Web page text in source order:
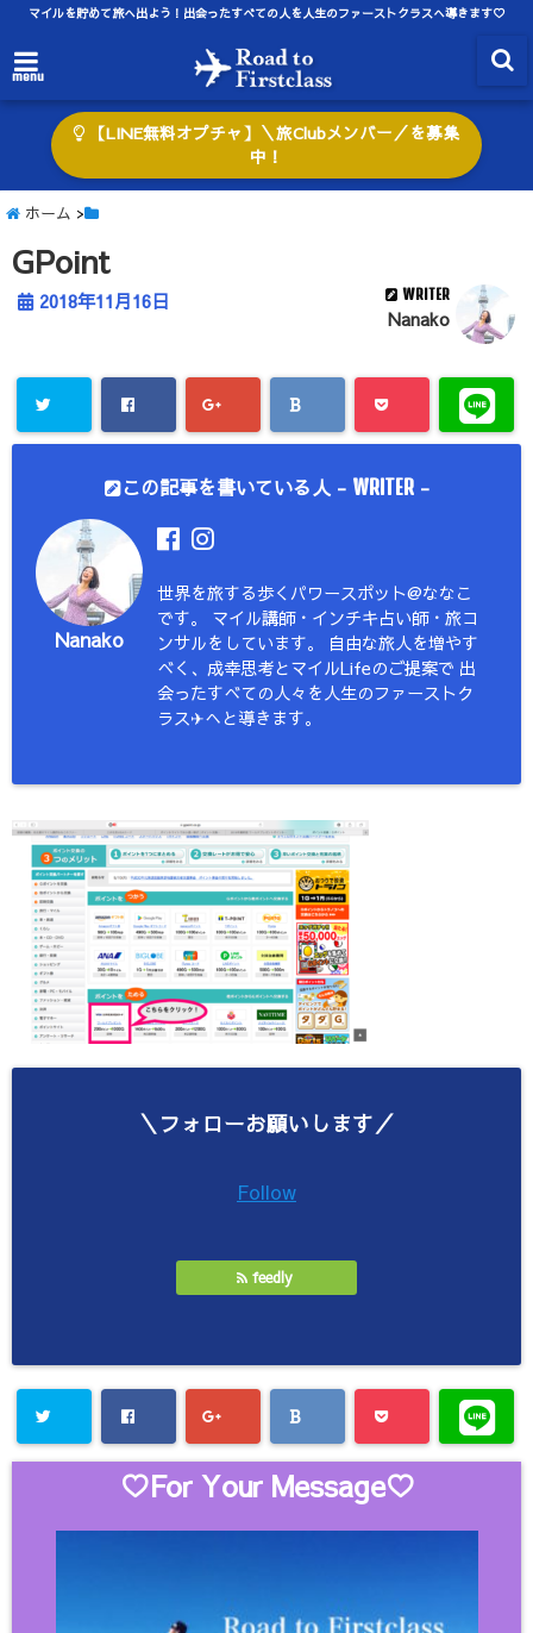
マイルを貯めて旅へ出よう！出会ったすべての人を人生のファーストクラスへ導きます♡
menu
【LINE無料オプチャ】＼旅Clubメンバー／を募集
中！
ホーム >
GPoint
2018年11月16日 WRITER
Nanako
この記事を書いている人 - WRITER-
Nanako
世界を旅する歩くパワースポット@ななこ
です。 マイル講師・インチキ占い師・旅コ
ンサルをしています。 自由な旅人を増やす
べく、成幸思考とマイルLifeのご提案で 出
会ったすべての人々を人生のファーストク
ラス✈︎へと導きます。
＼フォローお願いします／
Follow
feedly
♡For Your Message♡